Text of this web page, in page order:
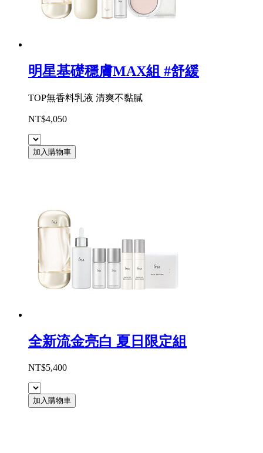
明星基礎穩膚MAX組 #舒緩
TOP無香料乳液 清爽不黏膩
NT$4,050
加入購物車
全新流金亮白 夏日限定組
NT$5,400
加入購物車